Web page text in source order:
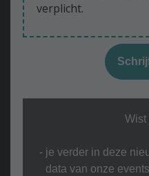
verplicht.
Wist
- je verder in deze
data van onze